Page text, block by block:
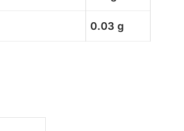
0.03 g